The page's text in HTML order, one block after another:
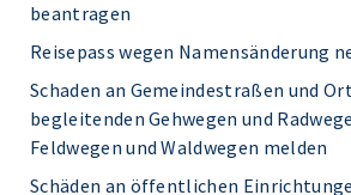
beantragen
Reisepass wegen Namensänderung
Schaden an Gemeindestraßen und
begleitenden Gehwegen und
Feldwegen und Waldwegen melden
Schäden an öffentlichen